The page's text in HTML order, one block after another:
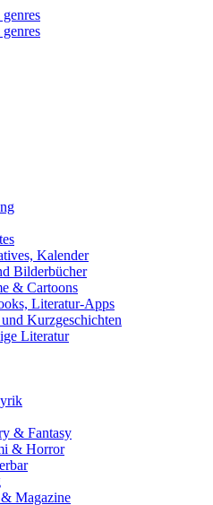
Kalender
Bilderbücher
& Cartoons
Literatur-Apps
Kurzgeschichten
Literatur
& Fantasy
& Horror
Magazine